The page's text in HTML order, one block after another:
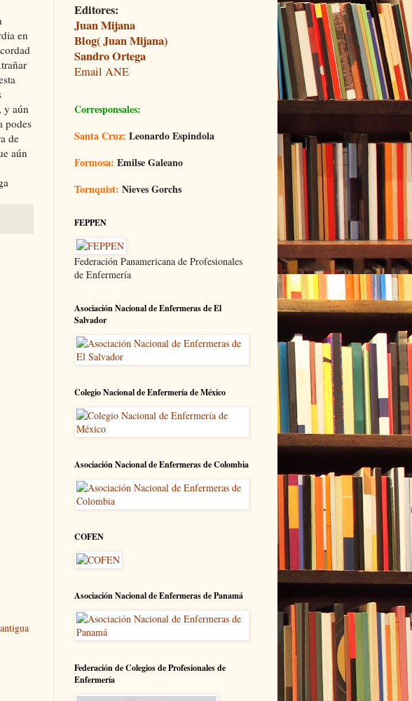
en
y aún
podes
de
aún
Editores:
Juan Mijana
Blog( Juan Mijana)
Sandro Ortega
Email ANE
Corresponsales:
Santa Cruz: Leonardo Espindola
Formosa: Emilse Galeano
Tornquist: Nieves Gorchs
FEPPEN
Federación Panamericana de Profesionales
de Enfermería
Asociación Nacional de Enfermeras de El
Salvador
Colegio Nacional de Enfermería de México
Asociación Nacional de Enfermeras de Colombia
COFEN
Asociación Nacional de Enfermeras de Panamá
Federación de Colegios de Profesionales de
Enfermería